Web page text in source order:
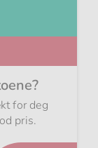
for deg
pris.